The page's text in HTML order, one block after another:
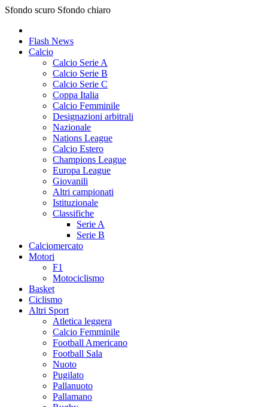
Sfondo scuro Sfondo chiaro
Flash News
Calcio
Calcio Serie A
Calcio Serie B
Calcio Serie C
Coppa Italia
Calcio Femminile
Designazioni arbitrali
Nazionale
Nations League
Calcio Estero
Champions League
Europa League
Giovanili
Altri campionati
Istituzionale
Classifiche
Serie A
Serie B
Calciomercato
Motori
F1
Motociclismo
Basket
Ciclismo
Altri Sport
Atletica leggera
Calcio Femminile
Football Americano
Football Sala
Nuoto
Pugilato
Pallanuoto
Pallamano